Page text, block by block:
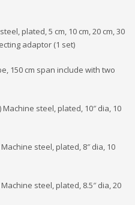
plated, 5 cm, 10 cm, 20 cm, 30
adaptor (1 set)
150 cm span include with two
steel, plated, 10″ dia, 10
steel, plated, 8″ dia, 10
steel, plated, 8.5″ dia, 20